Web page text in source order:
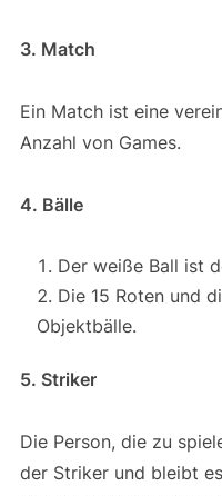
3. Match
Ein Match ist eine
Anzahl von Games.
4. Bälle
Der weiße Ball ist
Die 15 Roten und
Objektbälle.
5. Striker
Die Person, die zu
der Striker und bleibt